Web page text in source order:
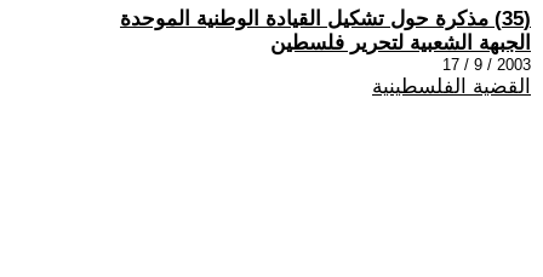
(35) مذكرة حول تشكيل القيادة الوطنية الموحدة
الجبهة الشعبية لتحرير فلسطين
2003 / 9 / 17
القضية الفلسطينية